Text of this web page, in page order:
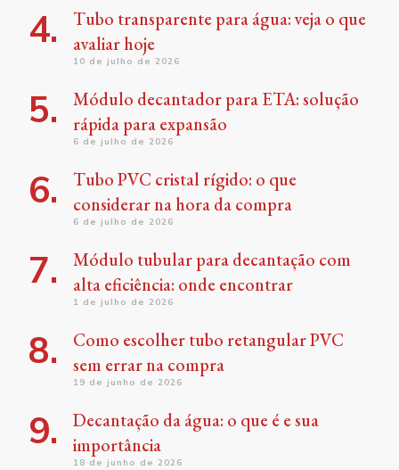
Tubo transparente para água: veja o que
avaliar hoje
10 de julho de 2026
Módulo decantador para ETA: solução
rápida para expansão
6 de julho de 2026
Tubo PVC cristal rígido: o que
considerar na hora da compra
6 de julho de 2026
Módulo tubular para decantação com
alta eficiência: onde encontrar
1 de julho de 2026
Como escolher tubo retangular PVC
sem errar na compra
19 de junho de 2026
Decantação da água: o que é e sua
importância
18 de junho de 2026